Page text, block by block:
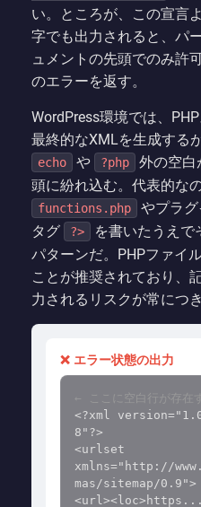
い。ところが、この宣言
字でも出力されると、パ
ュメントの先頭でのみ許
のエラーを返す。
WordPress環境では、
最終的なXMLを生成する
echo や ?php
外の空白
頭に紛れ込む。代表的な
functions.php
やプラ
タグ
?>
を書いたうえで
パターンだ。PHPファイ
ことが推奨されており、
力されるリスクが常につ
❌ エラー状態の出力
← ここに空白行が存在
<?xml
8"?>
<urlset
xmlns="http://
mas/sitemap/0.9">